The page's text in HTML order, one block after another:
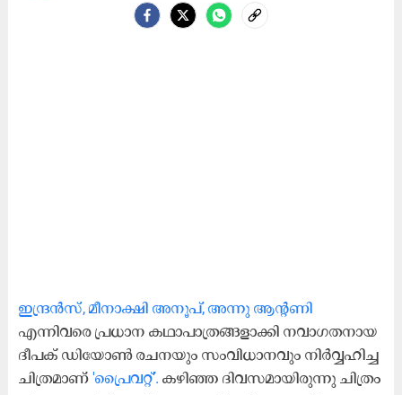
ഇന്ദ്രൻസ്, മീനാക്ഷി അനൂപ്, അന്നു ആന്‍റണി
എന്നിവരെ പ്രധാന കഥാപാത്രങ്ങളാക്കി നവാഗതനായ
ദീപക് ഡിയോൺ രചനയും സംവിധാനവും നിർവ്വഹിച്ച
ചിത്രമാണ് 'പ്രൈവറ്റ്'. കഴിഞ്ഞ ദിവസമായിരുന്നു ചിത്രം